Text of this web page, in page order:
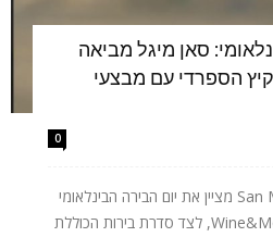
סאן מיגל מביאה
הספרדי עם מבצעי
0
מותג הבירה הספרדי San Miguel מציין את יום הבירה הבינלאומי
עם מגוון מבצעים ברשת Wine&More, לצד סדרת בירות הכוללת